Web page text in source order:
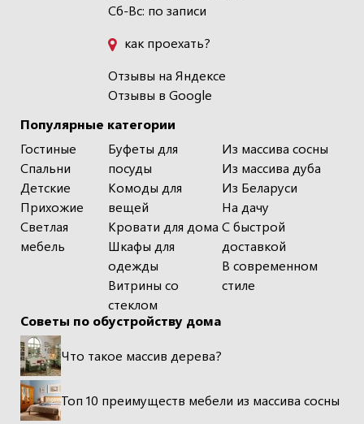
Популярные категории
Гостиные
Спальни
Детские
Прихожие
Светлая
мебель
Буфеты для
посуды
Комоды для
вещей
Кровати для дома
Шкафы для
одежды
Витрины со
стеклом
Из массива сосны
Из массива дуба
Из Беларуси
На дачу
С быстрой
доставкой
В современном
стиле
Сб-Вс: по записи
как проехать?
Отзывы на Яндексе
Отзывы в Google
Советы по обустройству дома
Что такое массив дерева?
Топ 10 преимуществ мебели из массива сосны